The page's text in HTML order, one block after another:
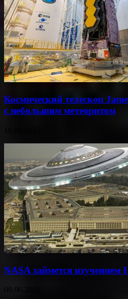
Космический телескоп
с небольшим метеоритом
NASA займется
09.06.2022